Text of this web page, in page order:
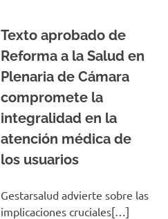
Texto aprobado de
Reforma a la Salud en
Plenaria de Cámara
compromete la
integralidad en la
atención médica de
los usuarios
Gestarsalud advierte sobre las
implicaciones cruciales[…]